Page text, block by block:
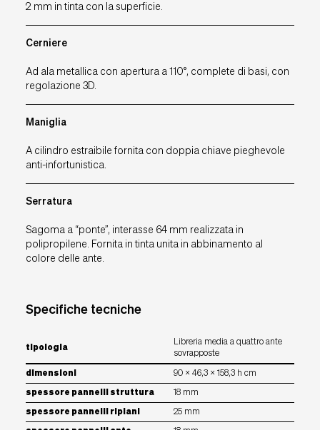
2 mm in tinta con la superficie.
Cerniere
Ad ala metallica con apertura a 110°, complete di basi, con
regolazione 3D.
Maniglia
A cilindro estraibile fornita con doppia chiave pieghevole
anti-infortunistica.
Serratura
Sagoma a “ponte”, interasse 64 mm realizzata in
polipropilene. Fornita in tinta unita in abbinamento al
colore delle ante.
Specifiche tecniche
tipologia
Libreria media a quattro ante
sovrapposte
dimensioni 90 x 46,3 x 158,3 h cm
spessore pannelli struttura 18 mm
spessore pannelli ripiani 25 mm